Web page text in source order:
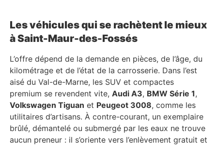
Les véhicules qui se rachètent le mieux
à Saint-Maur-des-Fossés
L’offre dépend de la demande en pièces, de l’âge, du
kilométrage et de l’état de la carrosserie. Dans l’est
aisé du Val-de-Marne, les SUV et compactes
premium se revendent vite, Audi A3, BMW Série 1,
Volkswagen Tiguan et Peugeot 3008, comme les
utilitaires d’artisans. À contre-courant, un exemplaire
brûlé, démantelé ou submergé par les eaux ne trouve
aucun preneur : il s’oriente vers l’enlèvement gratuit et